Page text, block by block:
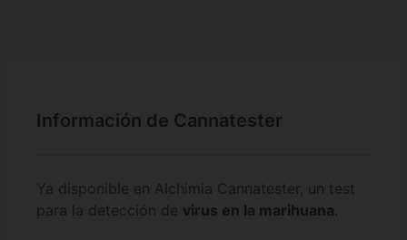
Información de Cannatester
Ya disponible en Alchimia Cannatester, un test
para la detección de virus en la marihuana.